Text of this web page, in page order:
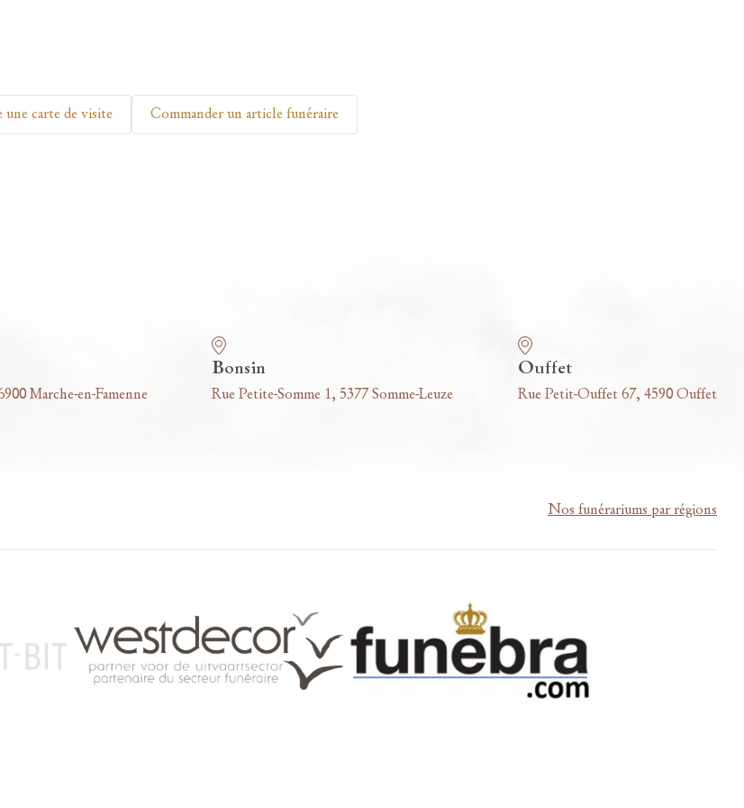
une carte de visite Commander un article funéraire
Marche-en-Famenne
Bonsin
Rue Petite-Somme 1, 5377 Somme-Leuze
Ouffet
Rue Petit-Ouffet 67, 4590 Ouffet
Nos funérariums par régions